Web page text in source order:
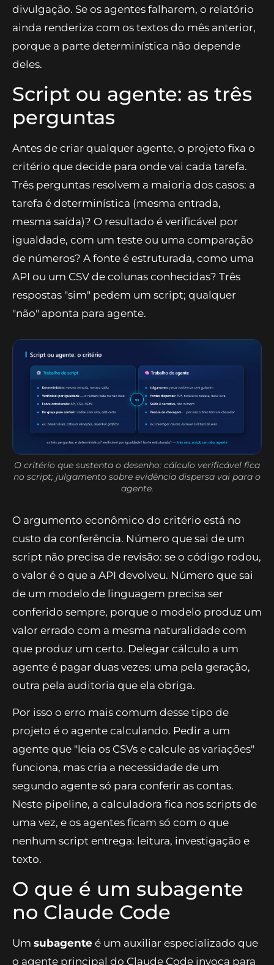
agentes em vez de gerá-los, e essa pasta de
textos é a única parte reescrita a cada
divulgação. Se os agentes falharem, o relatório
ainda renderiza com os textos do mês anterior,
porque a parte determinística não depende
deles.
Script ou agente: as três
perguntas
Antes de criar qualquer agente, o projeto fixa o
critério que decide para onde vai cada tarefa.
Três perguntas resolvem a maioria dos casos: a
tarefa é determinística (mesma entrada,
mesma saída)? O resultado é verificável por
igualdade, com um teste ou uma comparação
de números? A fonte é estruturada, como uma
API ou um CSV de colunas conhecidas? Três
"não" aponta para agente.
no script; julgamento sobre evidência dispersa vai para o
O argumento econômico do critério está no
custo da conferência. Número que sai de um
script não precisa de revisão: se o código rodou,
o valor é o que a API devolveu. Número que sai
de um modelo de linguagem precisa ser
conferido sempre, porque o modelo produz um
valor errado com a mesma naturalidade com
que produz um certo. Delegar cálculo a um
agente é pagar duas vezes: uma pela geração,
outra pela auditoria que ela obriga.
Por isso o erro mais comum desse tipo de
projeto é o agente calculando. Pedir a um
agente que "leia os CSVs e calcule as variações"
funciona, mas cria a necessidade de um
segundo agente só para conferir as contas.
Neste pipeline, a calculadora fica nos scripts de
uma vez, e os agentes ficam só com o que
nenhum script entrega: leitura, investigação e
texto.
no Claude Code